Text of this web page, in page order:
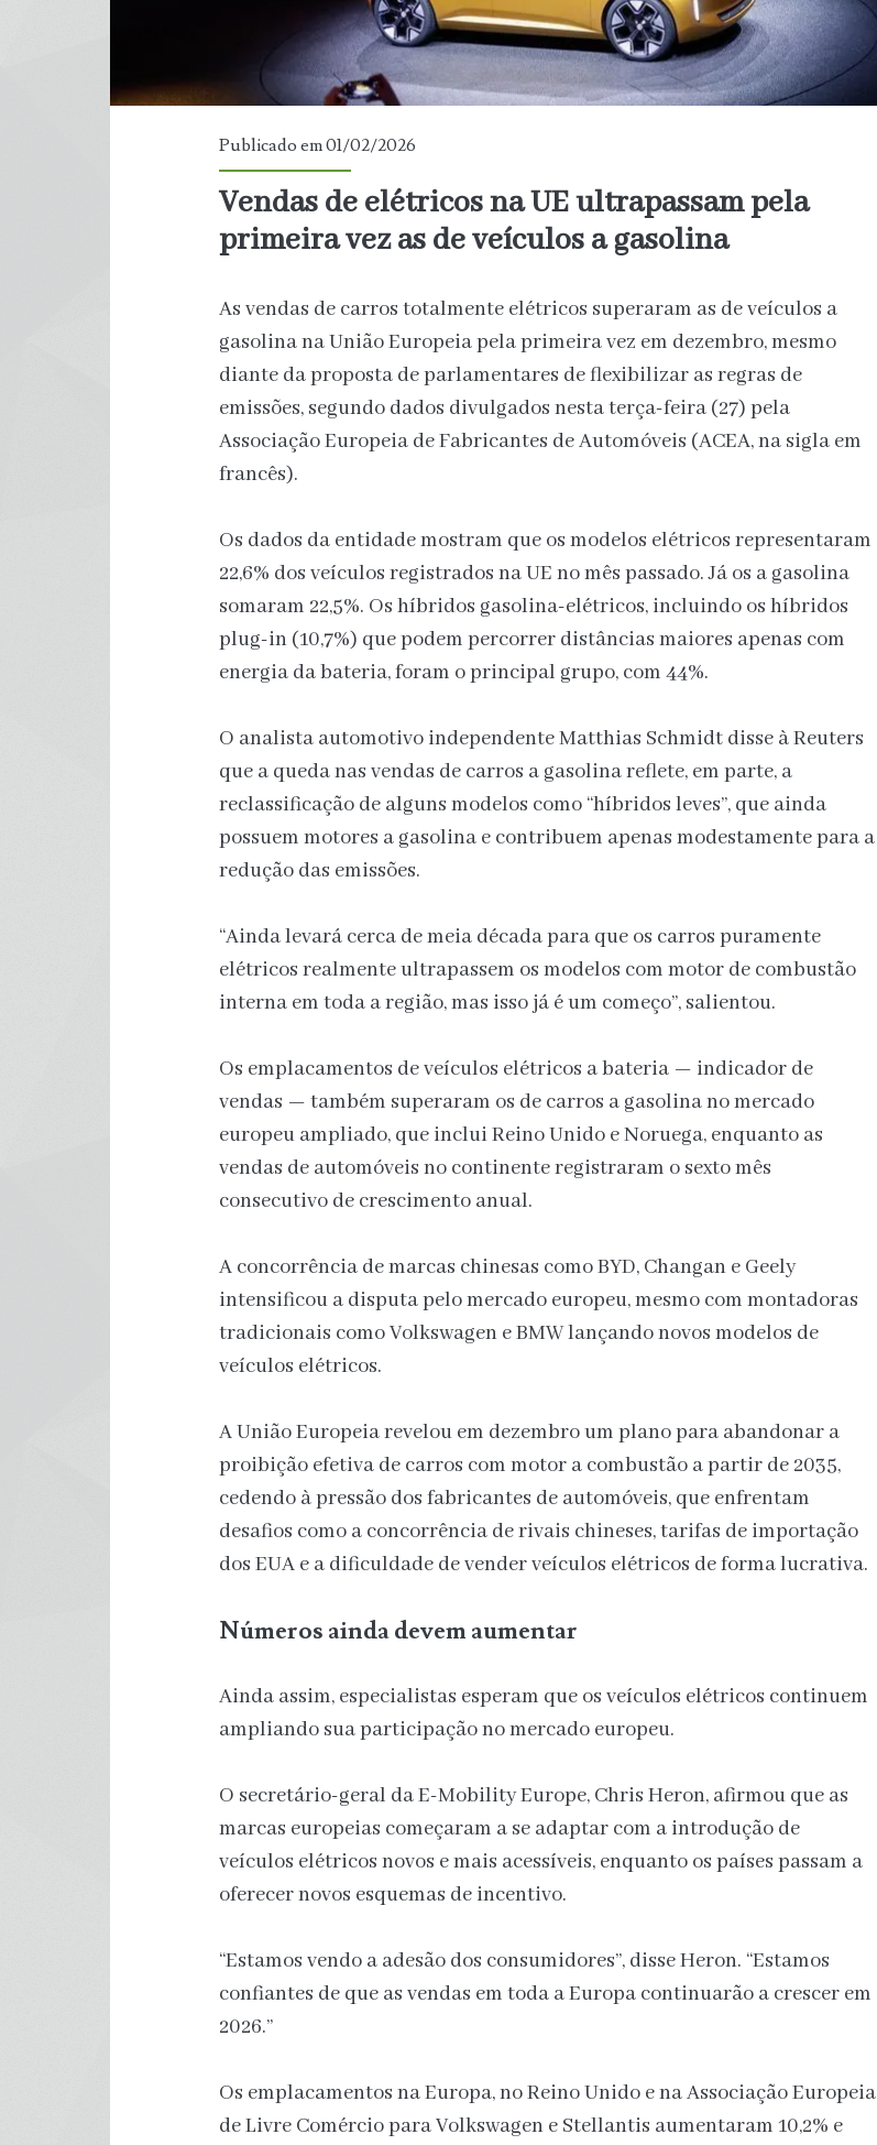
Publicado em 01/02/2026
Vendas de elétricos na UE ultrapassam pela
primeira vez as de veículos a gasolina
As vendas de carros totalmente elétricos superaram as de veículos a
gasolina na União Europeia pela primeira vez em dezembro, mesmo
diante da proposta de parlamentares de flexibilizar as regras de
emissões, segundo dados divulgados nesta terça-feira (27) pela
Associação Europeia de Fabricantes de Automóveis (ACEA, na sigla em
francês).
Os dados da entidade mostram que os modelos elétricos representaram
22,6% dos veículos registrados na UE no mês passado. Já os a gasolina
somaram 22,5%. Os híbridos gasolina-elétricos, incluindo os híbridos
plug-in (10,7%) que podem percorrer distâncias maiores apenas com
energia da bateria, foram o principal grupo, com 44%.
O analista automotivo independente Matthias Schmidt disse à Reuters
que a queda nas vendas de carros a gasolina reflete, em parte, a
reclassificação de alguns modelos como “híbridos leves”, que ainda
possuem motores a gasolina e contribuem apenas modestamente para a
redução das emissões.
“Ainda levará cerca de meia década para que os carros puramente
elétricos realmente ultrapassem os modelos com motor de combustão
interna em toda a região, mas isso já é um começo”, salientou.
Os emplacamentos de veículos elétricos a bateria — indicador de
vendas — também superaram os de carros a gasolina no mercado
europeu ampliado, que inclui Reino Unido e Noruega, enquanto as
vendas de automóveis no continente registraram o sexto mês
consecutivo de crescimento anual.
A concorrência de marcas chinesas como BYD, Changan e Geely
intensificou a disputa pelo mercado europeu, mesmo com montadoras
tradicionais como Volkswagen e BMW lançando novos modelos de
veículos elétricos.
A União Europeia revelou em dezembro um plano para abandonar a
proibição efetiva de carros com motor a combustão a partir de 2035,
cedendo à pressão dos fabricantes de automóveis, que enfrentam
desafios como a concorrência de rivais chineses, tarifas de importação
dos EUA e a dificuldade de vender veículos elétricos de forma lucrativa.
Números ainda devem aumentar
Ainda assim, especialistas esperam que os veículos elétricos continuem
ampliando sua participação no mercado europeu.
O secretário-geral da E-Mobility Europe, Chris Heron, afirmou que as
marcas europeias começaram a se adaptar com a introdução de
veículos elétricos novos e mais acessíveis, enquanto os países passam a
oferecer novos esquemas de incentivo.
“Estamos vendo a adesão dos consumidores”, disse Heron. “Estamos
confiantes de que as vendas em toda a Europa continuarão a crescer em
2026.”
Os emplacamentos na Europa, no Reino Unido e na Associação Europeia
de Livre Comércio para Volkswagen e Stellantis aumentaram 10,2% e